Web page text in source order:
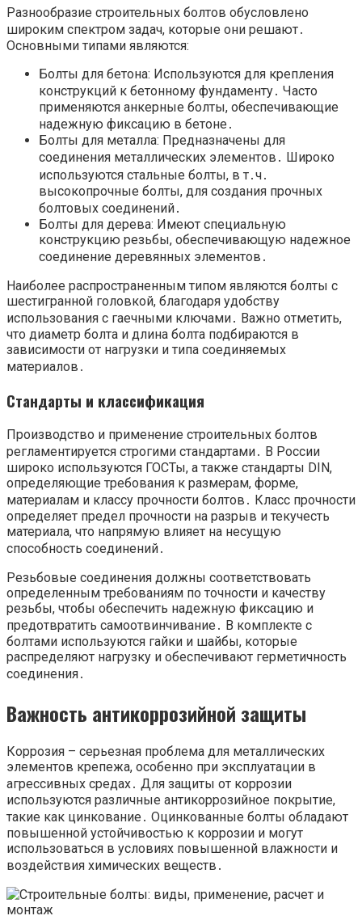
Разнообразие строительных болтов обусловлено
широким спектром задач, которые они решают․
Основными типами являются:
Болты для бетона: Используются для крепления
конструкций к бетонному фундаменту․ Часто
применяются анкерные болты, обеспечивающие
надежную фиксацию в бетоне․
Болты для металла: Предназначены для
соединения металлических элементов․ Широко
используются стальные болты, в т․ч․
высокопрочные болты, для создания прочных
болтовых соединений․
Болты для дерева: Имеют специальную
конструкцию резьбы, обеспечивающую надежное
соединение деревянных элементов․
Наиболее распространенным типом являются болты с
шестигранной головкой, благодаря удобству
использования с гаечными ключами․ Важно отметить,
что диаметр болта и длина болта подбираются в
зависимости от нагрузки и типа соединяемых
материалов․
Стандарты и классификация
Производство и применение строительных болтов
регламентируется строгими стандартами․ В России
широко используются ГОСТы, а также стандарты DIN,
определяющие требования к размерам, форме,
материалам и классу прочности болтов․ Класс прочности
определяет предел прочности на разрыв и текучесть
материала, что напрямую влияет на несущую
способность соединений․
Резьбовые соединения должны соответствовать
определенным требованиям по точности и качеству
резьбы, чтобы обеспечить надежную фиксацию и
предотвратить самоотвинчивание․ В комплекте с
болтами используются гайки и шайбы, которые
распределяют нагрузку и обеспечивают герметичность
соединения․
Важность антикоррозийной защиты
Коррозия – серьезная проблема для металлических
элементов крепежа, особенно при эксплуатации в
агрессивных средах․ Для защиты от коррозии
используются различные антикоррозийное покрытие,
такие как цинкование․ Оцинкованные болты обладают
повышенной устойчивостью к коррозии и могут
использоваться в условиях повышенной влажности и
воздействия химических веществ․